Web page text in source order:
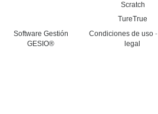
Scratch
TureTrue
Software Gestión
GESIO®
Condiciones de uso-
legal